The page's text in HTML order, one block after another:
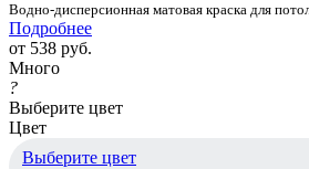
Водно-дисперсионная матовая краска для
Подробнее
от 538 руб.
Много
?
Выберите цвет
Цвет
Выберите цвет